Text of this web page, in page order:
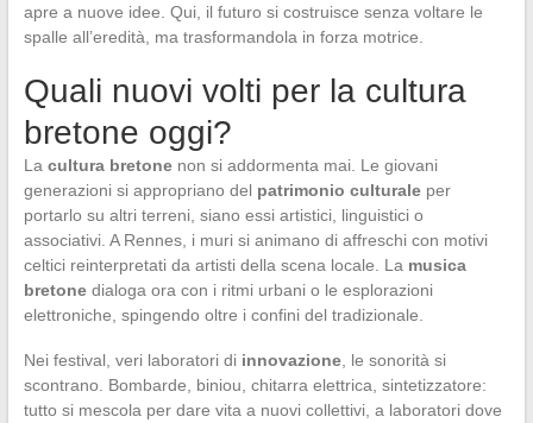
apre a nuove idee. Qui, il futuro si costruisce senza voltare le
spalle all’eredità, ma trasformandola in forza motrice.
Quali nuovi volti per la cultura
bretone oggi?
La cultura bretonenon si addormenta mai. Le giovani
generazioni si appropriano del patrimonio culturaleper
portarlo su altri terreni, siano essi artistici, linguistici o
associativi. A Rennes, i muri si animano di affreschi con motivi
celtici reinterpretati da artisti della scena locale. La musica
bretonedialoga ora con i ritmi urbani o le esplorazioni
elettroniche, spingendo oltre i confini del tradizionale.
Nei festival, veri laboratori di innovazione, le sonorità si
scontrano. Bombarde, biniou, chitarra elettrica, sintetizzatore:
tutto si mescola per dare vita a nuovi collettivi, a laboratori dove